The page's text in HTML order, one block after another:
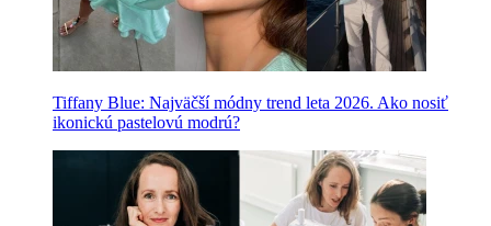
Tiffany Blue: Najväčší módny trend leta 2026. Ako nosiť
ikonickú pastelovú modrú?